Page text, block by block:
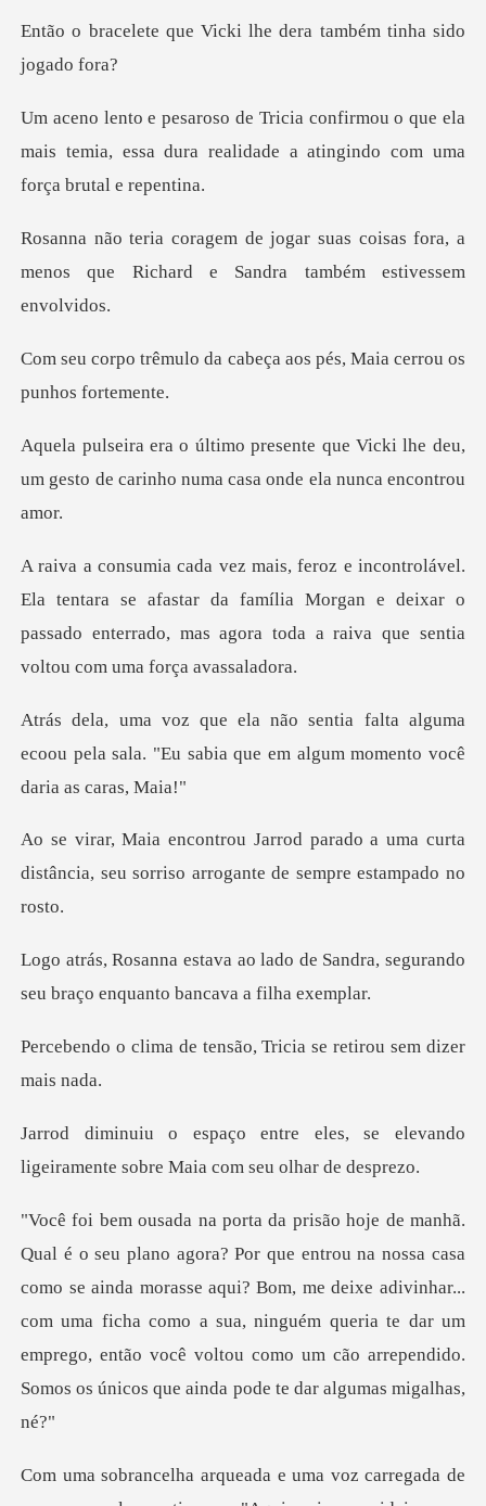
Vicki lhe dera também
u o que ela
mais temia, essa dura realidade
as coisas fora, a
menos que Richard e
cabeça aos pés, Maia cerr
ue Vicki lhe deu,
um gesto de carinho n
ara se afastar da família Morgan e deixar o
passado enterrado, ma
ta alguma
ecoou pela sala. "Eu sabia que e
do a uma curta
distância, seu sorriso a
o de Sandra, segurando
seu braço
ensão, Tricia se retiro
es, se elevando
ligeiramente sobr
como se ainda morasse aqui? Bom, me deixe adivinhar...
com uma ficha como a sua, ninguém queria te dar um
em